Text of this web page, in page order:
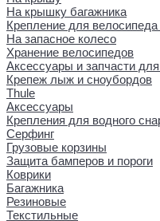
На крышку багажника
Крепление для
На запасное колесо
Хранение велосипедов
Аксессуары и запчасти
Крепеж лыж и сноубордов
Thule
Аксессуары
Крепления для водного
Серфинг
Грузовые корзины
Защита бамперов и пороги
Коврики
Багажника
Резиновые
Текстильные